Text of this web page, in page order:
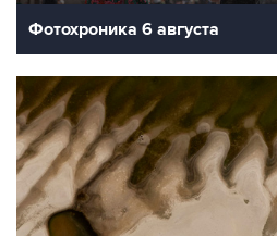
Фотохроника 6 августа